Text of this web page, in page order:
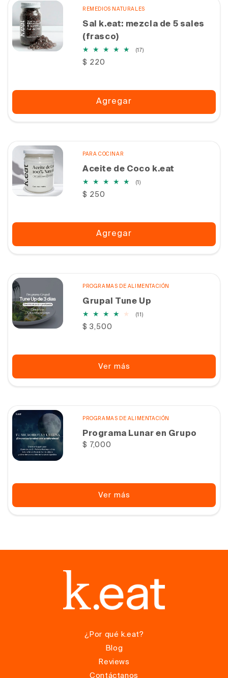
REMEDIOS NATURALES
Sal k.eat: mezcla de 5 sales
(frasco)
(17)17
Precio
$ 220
Agregar
PARA COCINAR
Aceite de Coco k.eat
(1)1
Precio
$ 250
Agregar
PROGRAMAS DE ALIMENTACIÓN
Grupal Tune Up
(11)11
Precio
$ 3,500
Ver más
PROGRAMAS DE ALIMENTACIÓN
Programa Lunar en Grupo
Precio
$ 7,000
Ver más
¿Por qué k.eat?
Blog
Reviews
Contáctanos